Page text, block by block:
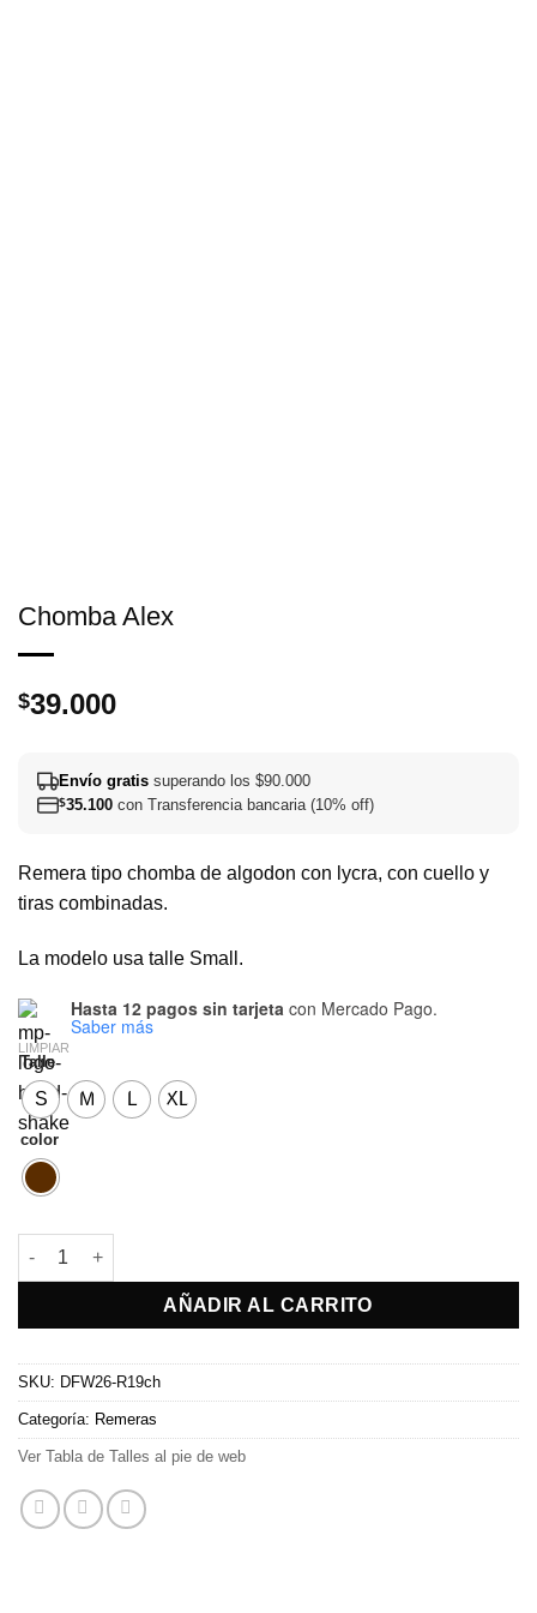
Chomba Alex
$39.000
Envío gratis superando los $90.000
$35.100 con Transferencia bancaria (10% off)
Remera tipo chomba de algodon con lycra, con cuello y
tiras combinadas.
La modelo usa talle Small.
Hasta 12 pagos sin tarjeta con Mercado Pago.
Saber más
Talle
S M L XL
color
LIMPIAR
Chomba Alex cantidad
AÑADIR AL CARRITO
SKU: DFW26-R19ch
Categoría: Remeras
Ver Tabla de Talles al pie de web